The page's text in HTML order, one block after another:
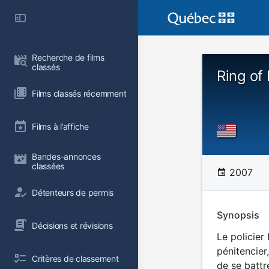
Recherche de films
classés
Films classés récemment
Films à l’affiche
Bandes-annonces
classées
Détenteurs de permis
Décisions et révisions
Critères de classement
Ring of
2007
Synopsis
Le policier
de se